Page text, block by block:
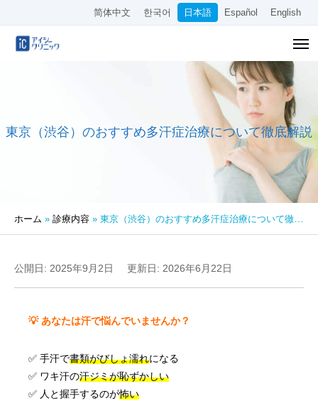
简体中文 한국어 日本語 Español English
東京（渋谷）のおすすめ多汗症治療について徹底解説
ホーム » 診療内容 » 東京（渋谷）のおすすめ多汗症治療について徹底解説
公開日: 2025年9月2日 更新日: 2026年6月22日
💡 あなたは汗で悩んでいませんか？
✅ 手汗で書類がびしょ濡れになる
✅ ワキ汗の汗ジミが恥ずかしい
✅ 人と握手するのが怖い